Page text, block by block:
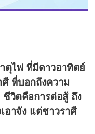
ตุไฟ ที่มีดาวอาทิตย์
ศี ที่บอกถึงความ
วิตคือการต่อสู้ ถึง
อาจัง แต่ชาวราศี